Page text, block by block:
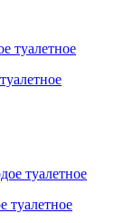
туалетное